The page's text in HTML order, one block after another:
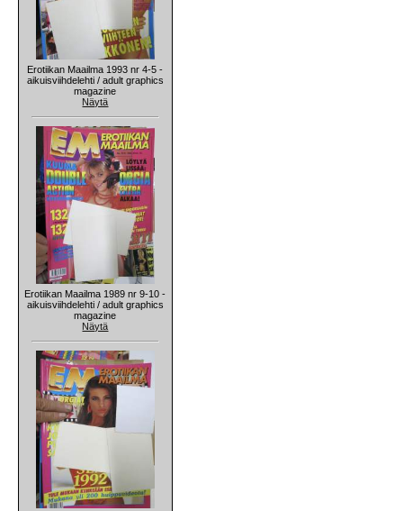
Erotiikan Maailma 1993 nr 4-5 -
aikuisviihdelehti / adult graphics
magazine
Näytä
Erotiikan Maailma 1989 nr 9-10 -
aikuisviihdelehti / adult graphics
magazine
Näytä